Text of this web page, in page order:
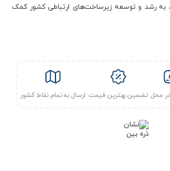
به رشد و توسعه زیرساخت‌های ارتباطی کشور کمک
محل تضمین بهترین قیمت ارسال به تمام نقاط کشور